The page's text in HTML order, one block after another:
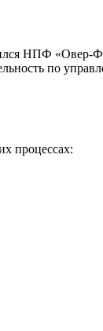
НПФ
по
процессах: